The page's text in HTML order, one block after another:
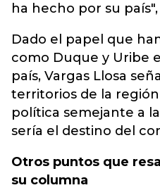
ha hecho por su
Dado el papel que
como Duque y Uribe
país, Vargas Llosa
territorios de la
política semejante a
sería el destino del
Otros puntos que
su columna